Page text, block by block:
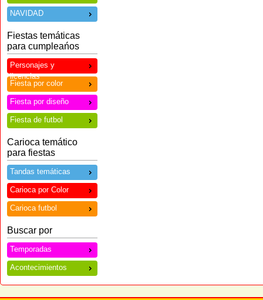
NAVIDAD
Fiestas temáticas
para cumpleańos
Personajes y
licencias
Fiesta por color
Fiesta por diseño
Fiesta de futbol
Carioca temático
para fiestas
Tandas temáticas
Carioca por Color
Carioca futbol
Buscar por
Temporadas
Acontecimientos